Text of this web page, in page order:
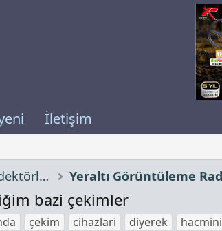
İletişim
Define Cihazları, Define Dedektörleri
bazi çekimler
çekim cihazlari diyerek hacmini